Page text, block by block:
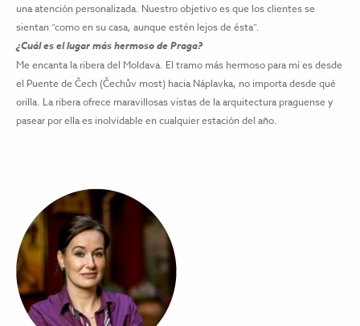
una atención personalizada. Nuestro objetivo es que los clientes se
sientan “como en su casa, aunque estén lejos de ésta”.
¿Cuál es el lugar más hermoso de Praga?
Me encanta la ribera del Moldava. El tramo más hermoso para mí es desde
el Puente de Čech (Čechův most) hacia Náplavka, no importa desde qué
orilla. La ribera ofrece maravillosas vistas de la arquitectura praguense y
pasear por ella es inolvidable en cualquier estación del año.